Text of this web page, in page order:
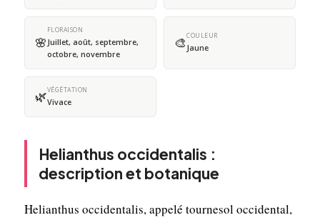
🌸
FLORAISON
Juillet, août, septembre,
octobre, novembre
🎨COULEUR
Jaune
🌿VÉGÉTATION
Vivace
Helianthus occidentalis :
description et botanique
Helianthus occidentalis, appelé tournesol occidental,